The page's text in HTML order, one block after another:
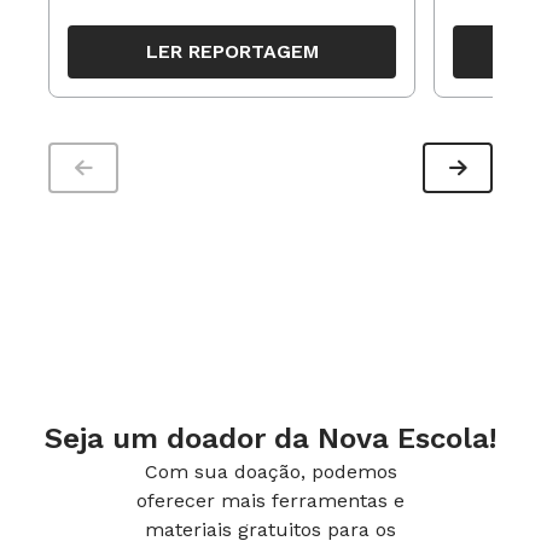
organizar ações para orientar o
trabalho pedagógico ao longo do
período
LER REPORTAGEM
propostas
Seja um doador da Nova Escola!
Com sua doação, podemos
oferecer mais ferramentas e
materiais gratuitos para os